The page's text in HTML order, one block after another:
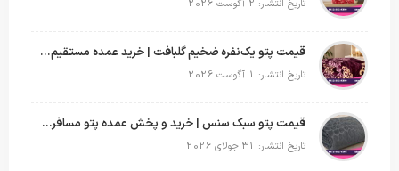
تاریخ انتشار: 2 آگوست 2026
قیمت پتو یک‌نفره ضخیم گلبافت | خرید عمده مستقیم با بهترین قیمت
تاریخ انتشار: 1 آگوست 2026
قیمت پتو سبک سنس | خرید و پخش عمده پتو مسافرتی Sense
تاریخ انتشار: 31 جولای 2026